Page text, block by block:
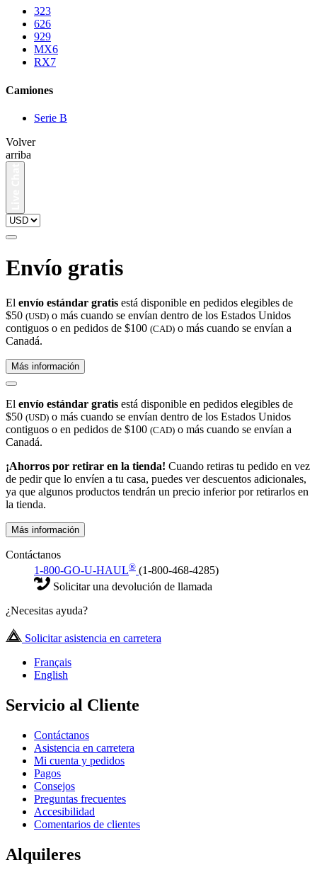
323
626
929
MX6
RX7
Camiones
Serie B
Volver
arriba
Envío gratis
El envío estándar gratis está disponible en pedidos elegibles de
$50 (USD) o más cuando se envían dentro de los Estados Unidos
contiguos o en pedidos de $100 (CAD) o más cuando se envían a
Canadá.
Más información
El envío estándar gratis está disponible en pedidos elegibles de
$50 (USD) o más cuando se envían dentro de los Estados Unidos
contiguos o en pedidos de $100 (CAD) o más cuando se envían a
Canadá.
¡Ahorros por retirar en la tienda! Cuando retiras tu pedido en vez
de pedir que lo envíen a tu casa, puedes ver descuentos adicionales,
ya que algunos productos tendrán un precio inferior por retirarlos en
la tienda.
Más información
Contáctanos
1-800-GO-U-HAUL® (1-800-468-4285)
Solicitar una devolución de llamada
¿Necesitas ayuda?
Solicitar asistencia en carretera
Français
English
Servicio al Cliente
Contáctanos
Asistencia en carretera
Mi cuenta y pedidos
Pagos
Consejos
Preguntas frecuentes
Accesibilidad
Comentarios de clientes
Alquileres